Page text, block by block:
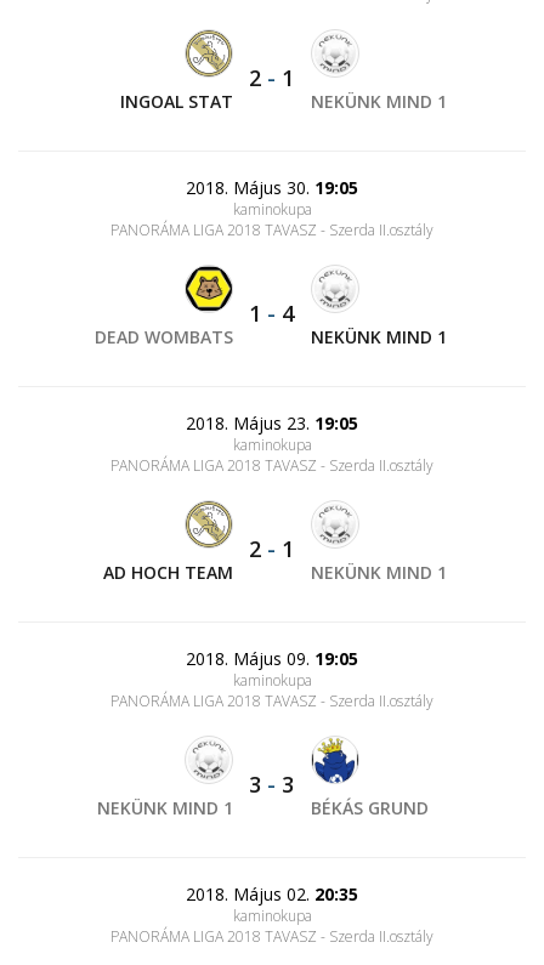
INGOAL STAT
2 - 1
NEKÜNK MIND 1
2018. Május 30. 19:05
kaminokupa
PANORÁMA LIGA 2018 TAVASZ - Szerda II.osztály
DEAD WOMBATS
1 - 4
NEKÜNK MIND 1
2018. Május 23. 19:05
kaminokupa
PANORÁMA LIGA 2018 TAVASZ - Szerda II.osztály
AD HOCH TEAM
2 - 1
NEKÜNK MIND 1
2018. Május 09. 19:05
kaminokupa
PANORÁMA LIGA 2018 TAVASZ - Szerda II.osztály
NEKÜNK MIND 1
3 - 3
BÉKÁS GRUND
2018. Május 02. 20:35
kaminokupa
PANORÁMA LIGA 2018 TAVASZ - Szerda II.osztály